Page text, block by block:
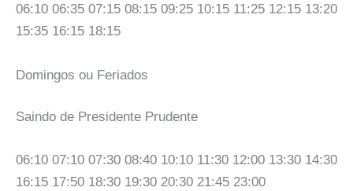
06:10 06:35 07:15 08:15 09:25 10:15 11:25 12:15 13:20
15:35 16:15 18:15
Domingos ou Feriados
Saindo de Presidente Prudente
06:10 07:10 07:30 08:40 10:10 11:30 12:00 13:30 14:30
16:15 17:50 18:30 19:30 20:30 21:45 23:00